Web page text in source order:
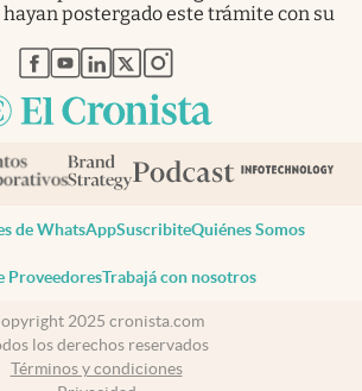
postergado este trámite con su
abre en nueva pestaña
abre en nueva pestaña
abre en nueva pestaña
abre en nueva pestaña
abre en nueva pestaña
de WhatsAppSuscribiteQuiénes Somos
ProveedoresTrabajá con nosotros
2025 cronista.com
los derechos reservados
Términos y condiciones